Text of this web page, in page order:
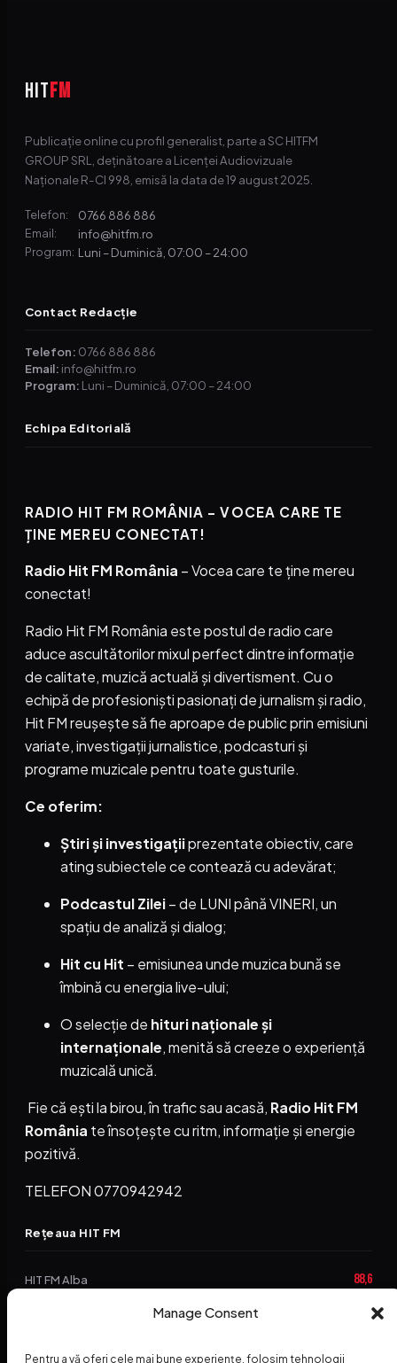
Manage Consent
Pentru a vă oferi cele mai bune experiențe, folosim tehnologii
HITFM
Publicație online cu profil generalist, parte a SC HITFM
GROUP SRL, deținătoare a Licenței Audiovizuale
Naționale R-CI 998, emisă la data de 19 august 2025.
Telefon: 0766 886 886
Email: info@hitfm.ro
Program: Luni – Duminică, 07:00 – 24:00
Contact Redacție
Telefon: 0766 886 886
Email: info@hitfm.ro
Program: Luni – Duminică, 07:00 – 24:00
Echipa Editorială
RADIO HIT FM ROMÂNIA – VOCEA CARE TE
ȚINE MEREU CONECTAT!
Radio Hit FM România – Vocea care te ține mereu
conectat!
Radio Hit FM România este postul de radio care
aduce ascultătorilor mixul perfect dintre informație
de calitate, muzică actuală și divertisment. Cu o
echipă de profesioniști pasionați de jurnalism și radio,
Hit FM reușește să fie aproape de public prin emisiuni
variate, investigații jurnalistice, podcasturi și
programe muzicale pentru toate gusturile.
Ce oferim:
Știri și investigațiiprezentate obiectiv, care
ating subiectele ce contează cu adevărat;
Podcastul Zilei– de LUNI până VINERI, un
spațiu de analiză și dialog;
Hit cu Hit – emisiunea unde muzica bună se
îmbină cu energia live-ului;
O selecție de hituri naționale și
internaționale, menită să creeze o experiență
muzicală unică.
Fie că ești la birou, în trafic sau acasă, Radio Hit FM
România te însoțește cu ritm, informație și energie
pozitivă.
TELEFON 0770942942
Rețeaua HIT FM
HIT FM Alba 88,6
94,2